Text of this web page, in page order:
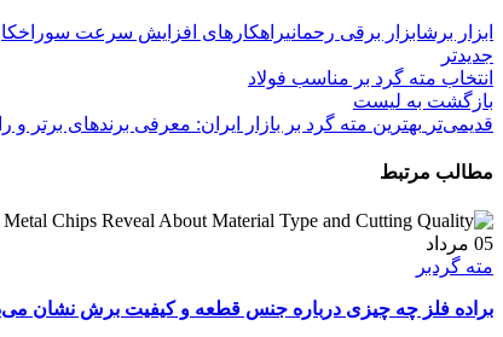
ابزار برشابزار برقی رحمانیراهکارهای افزایش سرعت
جدیدتر
انتخاب مته گرد بر مناسب فولاد
بازگشت به لیست
قدیمی‌تر بهترین مته گرد بر بازار ایران: معرفی برندهای برتر و
مطالب مرتبط
05 مرداد
مته گردبر
براده فلز چه چیزی درباره جنس قطعه و کیفیت برش نشان